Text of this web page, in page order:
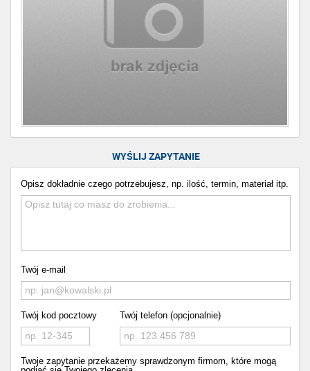
WYŚLIJ ZAPYTANIE
Opisz dokładnie czego potrzebujesz, np. ilość, termin, materiał itp.
Twój e-mail
Twój kod pocztowy Twój telefon (opcjonalnie)
Twoje zapytanie przekażemy sprawdzonym firmom, które mogą